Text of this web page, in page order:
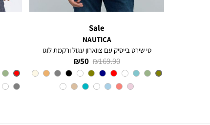
Sale
NAUTICA
טי שירט בייסיק עם צווארון עגול ורקמת לוגו
מחיר
מוצר
50 ₪
מחיר
רגיל
169.90 ₪
צבע
Olive